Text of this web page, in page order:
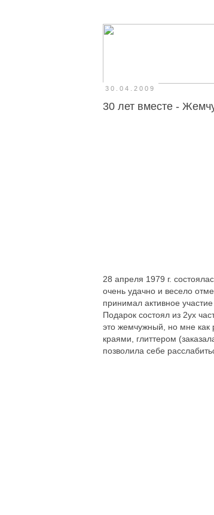
30.04.2009
30 лет вместе -
28 апреля 1979 г.
очень удачно и весело
принимал активное
Подарок состоял из 2ух
это жемчужный, но мне как
краями, глиттером
позволила себе